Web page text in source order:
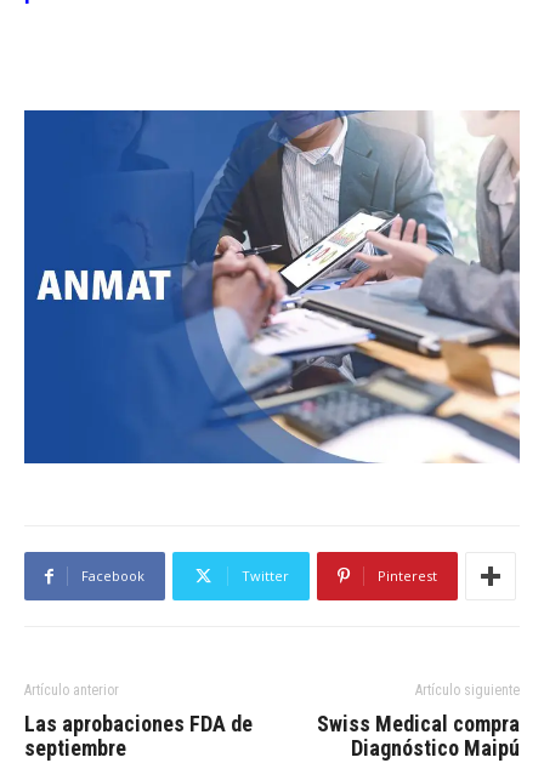
Facebook Twitter Pinterest
Artículo anterior
Las aprobaciones FDA de
septiembre
Artículo siguiente
Swiss Medical compra
Diagnóstico Maipú